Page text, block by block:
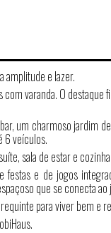
amplitude e lazer.
varanda. O
um charmoso jardim
6 veículos.
sala de estar e
e de jogos
que se conecta ao
para viver bem e